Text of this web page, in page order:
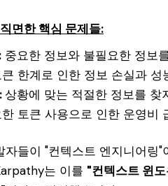
면한 핵심 문제들:
중요한 정보와 불필요한 정보
큰 한계로 인한 정보 손실과 성
상황에 맞는 적절한 정보를 찾
토큰 사용으로 인한 운영비
들이 "컨텍스트 엔지니어링
는 이를 "컨텍스트 윈